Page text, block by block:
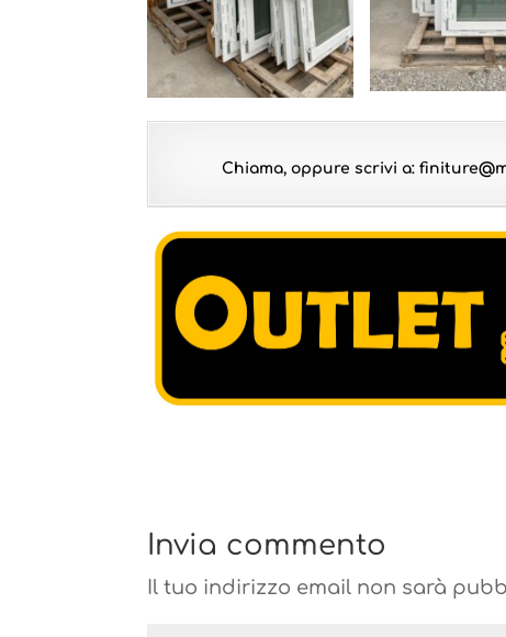
Chiama, oppure scrivi a:
Invia commento
Il tuo indirizzo email non sarà